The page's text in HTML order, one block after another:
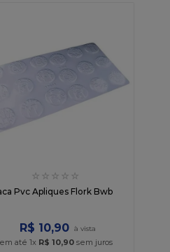
☆ ☆ ☆ ☆ ☆
Pvc Apliques Flork Bwb
R$ 10,90
em até 1x R$ 10,90 sem juros